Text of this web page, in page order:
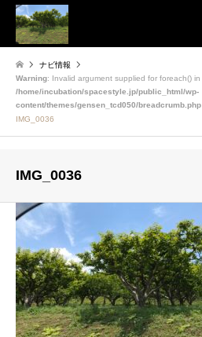
ナビ情報
Warning: Invalid argument supplied for foreach() in
/home/incubation/spacestyle.jp/public_html/wp-
content/themes/gensen_tcd050/breadcrumb.php
IMG_0036
IMG_0036